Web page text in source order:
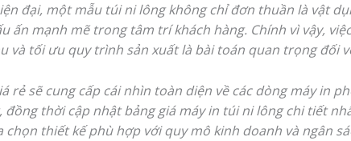
đại, một mẫu túi ni lông không chỉ đơn thuần là vật
ấn mạnh mẽ trong tâm trí khách hàng. Chính vì vậy,
và tối ưu quy trình sản xuất là bài toán quan trọng đối
rẻ sẽ cung cấp cái nhìn toàn diện về các dòng máy in
thời cập nhật bảng giá máy in túi ni lông chi tiết
chọn thiết kế phù hợp với quy mô kinh doanh và ngân